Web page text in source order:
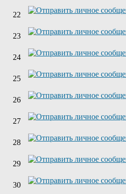
22
23
24
25
26
27
28
29
30